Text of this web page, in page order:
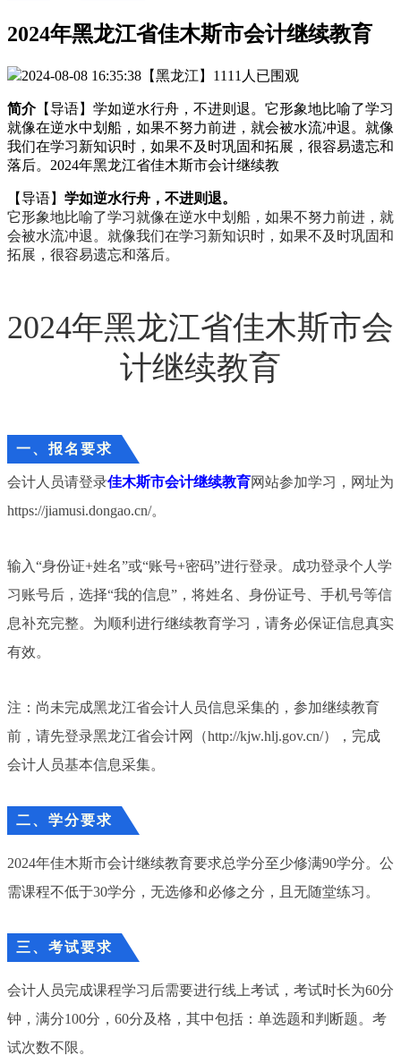
2024年黑龙江省佳木斯市会计继续教育
2024-08-08 16:35:38 【黑龙江】 1111人已围观
简介【导语】学如逆水行舟，不进则退。它形象地比喻了学习
就像在逆水中划船，如果不努力前进，就会被水流冲退。就像
我们在学习新知识时，如果不及时巩固和拓展，很容易遗忘和
落后。2024年黑龙江省佳木斯市会计继续教
【导语】 学如逆水行舟，不进则退。
它形象地比喻了学习就像在逆水中划船，如果不努力前进，就
会被水流冲退。就像我们在学习新知识时，如果不及时巩固和
拓展，很容易遗忘和落后。
2024年黑龙江省佳木斯市会
计继续教育
一、报名要求
会计人员请登录佳木斯市会计继续教育网站参加学习，网址为
https://jiamusi.dongao.cn/。
输入“身份证+姓名”或“账号+密码”进行登录。成功登录个人学
习账号后，选择“我的信息”，将姓名、身份证号、手机号等信
息补充完整。为顺利进行继续教育学习，请务必保证信息真实
有效。
注：尚未完成黑龙江省会计人员信息采集的，参加继续教育
前，请先登录黑龙江省会计网（http://kjw.hlj.gov.cn/），完成
会计人员基本信息采集。
二、学分要求
2024年佳木斯市会计继续教育要求总学分至少修满90学分。公
需课程不低于30学分，无选修和必修之分，且无随堂练习。
三、考试要求
会计人员完成课程学习后需要进行线上考试，考试时长为60分
钟，满分100分，60分及格，其中包括：单选题和判断题。考
试次数不限。